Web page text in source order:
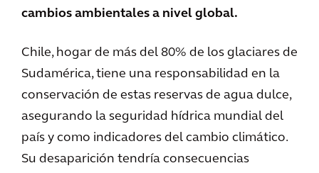
cambios ambientales a nivel global.
Chile, hogar de más del 80% de los glaciares de
Sudamérica, tiene una responsabilidad en la
conservación de estas reservas de agua dulce,
asegurando la seguridad hídrica mundial del
país y como indicadores del cambio climático.
Su desaparición tendría consecuencias